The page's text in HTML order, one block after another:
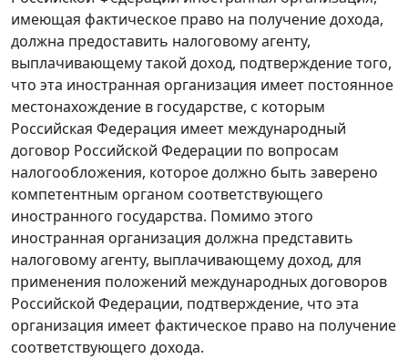
имеющая фактическое право на получение дохода,
должна предоставить налоговому агенту,
выплачивающему такой доход, подтверждение того,
что эта иностранная организация имеет постоянное
местонахождение в государстве, с которым
Российская Федерация имеет международный
договор Российской Федерации по вопросам
налогообложения, которое должно быть заверено
компетентным органом соответствующего
иностранного государства. Помимо этого
иностранная организация должна представить
налоговому агенту, выплачивающему доход, для
применения положений международных договоров
Российской Федерации, подтверждение, что эта
организация имеет фактическое право на получение
соответствующего дохода.